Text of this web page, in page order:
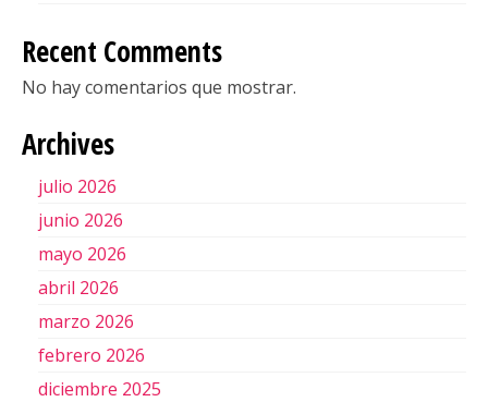
Recent Comments
No hay comentarios que mostrar.
Archives
julio 2026
junio 2026
mayo 2026
abril 2026
marzo 2026
febrero 2026
diciembre 2025